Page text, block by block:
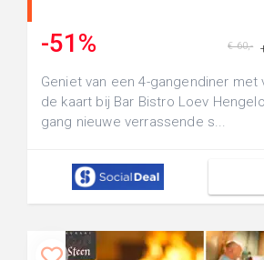
-51% € 60,-
Geniet van een 4-gangendiner met
de kaart bij Bar Bistro Loev
gang nieuwe verrassende s...